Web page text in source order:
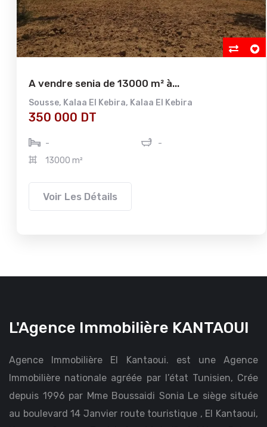
A vendre senia de 13000 m² à...
Sousse,Kalaa El Kebira,Kalaa El Kebira
350 000 DT
-
-
13000 m²
Voir Les Détails
L'Agence Immobilière KANTAOUI
Agence Immobilière El Kantaoui. est une Agence
Immobilière nationale agréée par l’état Tunisien, Crée
depuis 1996 par Mme Boussaidi Sonia Le siège située
au boulevard 14 Janvier route touristique , El Kantaoui,